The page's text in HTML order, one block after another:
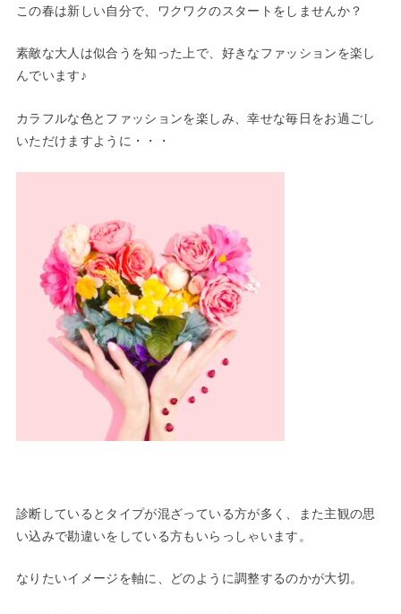
この春は新しい自分で、ワクワクのスタートをしませんか？
素敵な大人は似合うを知った上で、好きなファッションを楽し
んでいます♪
カラフルな色とファッションを楽しみ、幸せな毎日をお過ごし
いただけますように・・・
診断しているとタイプが混ざっている方が多く、また主観の思
い込みで勘違いをしている方もいらっしゃいます。
なりたいイメージを軸に、どのように調整するのかが大切。